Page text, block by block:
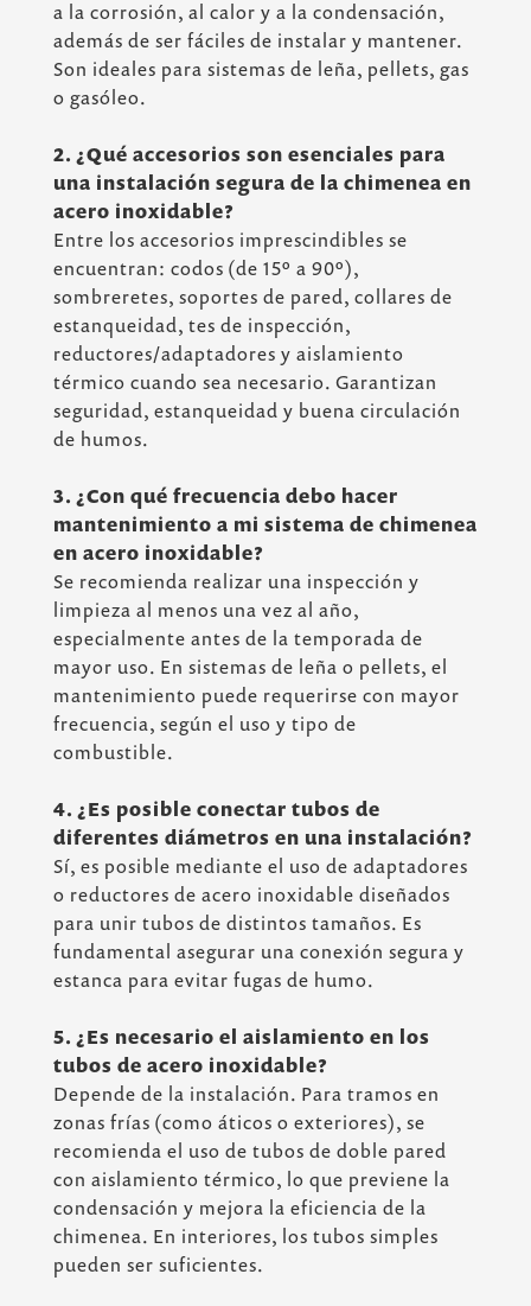
a la corrosión, al calor y a la condensación,
además de ser fáciles de instalar y mantener.
Son ideales para sistemas de leña, pellets, gas
o gasóleo.
2. ¿Qué accesorios son esenciales para
una instalación segura de la chimenea en
acero inoxidable?
Entre los accesorios imprescindibles se
encuentran: codos (de 15º a 90º),
sombreretes, soportes de pared, collares de
estanqueidad, tes de inspección,
reductores/adaptadores y aislamiento
térmico cuando sea necesario. Garantizan
seguridad, estanqueidad y buena circulación
de humos.
3. ¿Con qué frecuencia debo hacer
mantenimiento a mi sistema de chimenea
en acero inoxidable?
Se recomienda realizar una inspección y
limpieza al menos una vez al año,
especialmente antes de la temporada de
mayor uso. En sistemas de leña o pellets, el
mantenimiento puede requerirse con mayor
frecuencia, según el uso y tipo de
combustible.
4. ¿Es posible conectar tubos de
diferentes diámetros en una instalación?
Sí, es posible mediante el uso de adaptadores
o reductores de acero inoxidable diseñados
para unir tubos de distintos tamaños. Es
fundamental asegurar una conexión segura y
estanca para evitar fugas de humo.
5. ¿Es necesario el aislamiento en los
tubos de acero inoxidable?
Depende de la instalación. Para tramos en
zonas frías (como áticos o exteriores), se
recomienda el uso de tubos de doble pared
con aislamiento térmico, lo que previene la
condensación y mejora la eficiencia de la
chimenea. En interiores, los tubos simples
pueden ser suficientes.